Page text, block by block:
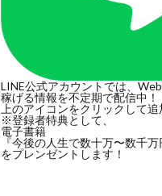
LINE公式アカウントでは、
稼げる情報を不定期で配信中！
上のアイコンをクリックして追
※登録者特典として、
電子書籍
『今後の人生で数十万〜数千万
をプレンゼントします！